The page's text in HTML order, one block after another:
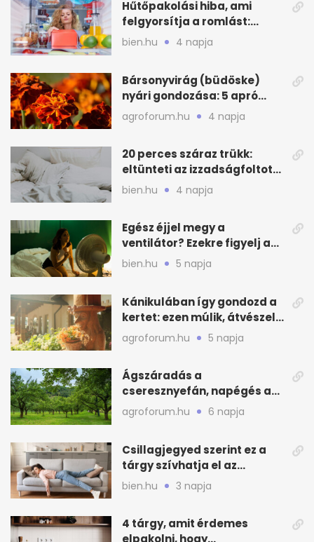
Hűtőpakolási hiba, ami
felgyorsítja a romlást:
zónákra figyelj
bien.hu 4 napja
Bársonyvirág (büdöske)
nyári gondozása: 5 apró
lépés a dús virágzásért
agroforum.hu 4 napja
20 perces száraz trükk:
eltünteti az izzadságfoltot
és a szagot a matracról
bien.hu 4 napja
Egész éjjel megy a
ventilátor? Ezekre figyelj a
hőségben alvásnál
bien.hu 5 napja
Kánikulában így gondozd a
kertet: ezen múlik, átvészeli-
e a hőséget
agroforum.hu 5 napja
Ágszáradás a
cseresznyefán, napégés a
kajszin: mit tehetsz most?
agroforum.hu 6 napja
Csillagjegyed szerint ez a
tárgy szívhatja el az
otthonod energiáját
bien.hu 3 napja
4 tárgy, amit érdemes
elpakolni, hogy